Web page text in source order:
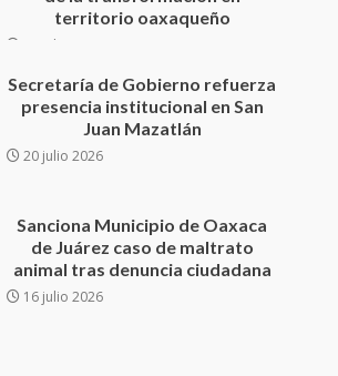
20 julio 2026
Sanciona Municipio de Oaxaca
de Juárez caso de maltrato
animal tras denuncia ciudadana
16 julio 2026
California; FGR lo investiga por
presuntos delitos de
delincuencia organizada y
contrabando